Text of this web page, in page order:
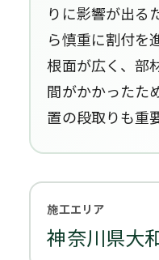
りに影響が出る
ら慎重に割付を
根面が広く、部
間がかかったた
置の段取りも重
施工エリア
神奈川県大